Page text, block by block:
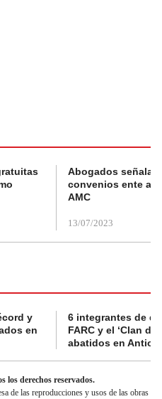
Abogados
convenios ente
AMC
13/07/2023
y
en
6 integrantes de
FARC y el ‘Clan
abatidos en
derechos reservados.
de las reproducciones y usos de las obras